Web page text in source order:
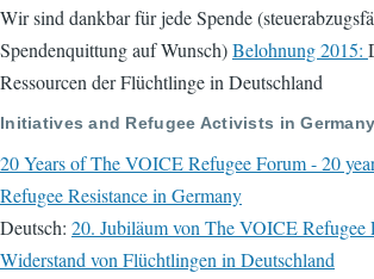
Wir sind dankbar für jede Spende
Spendenquittung auf Wunsch)Belohnung 2015:
Ressourcen der Flüchtlinge in Deutschland
Initiatives and Refugee Activists in Germany
20 Years of The VOICE Refugee Forum - 20
Refugee Resistance in Germany
Deutsch: 20. Jubiläum von The VOICE Refugee
Widerstand von Flüchtlingen in Deutschland